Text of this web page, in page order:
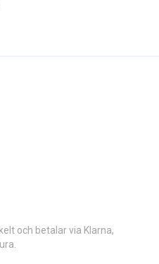
och betalar via Klarna,